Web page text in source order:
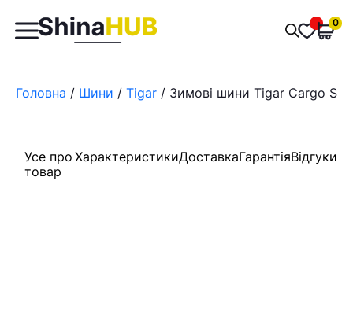
Пошук
товарів
0
Головна / Шини / Tigar / Зимові шини Tigar Cargo
Усе про
товар
ХарактеристикиДоставкаГарантіяВідгуки